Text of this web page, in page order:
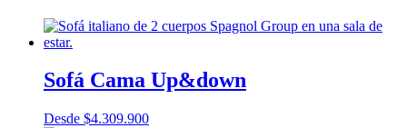
Sofá Cama Up&down
Desde $4.309.900